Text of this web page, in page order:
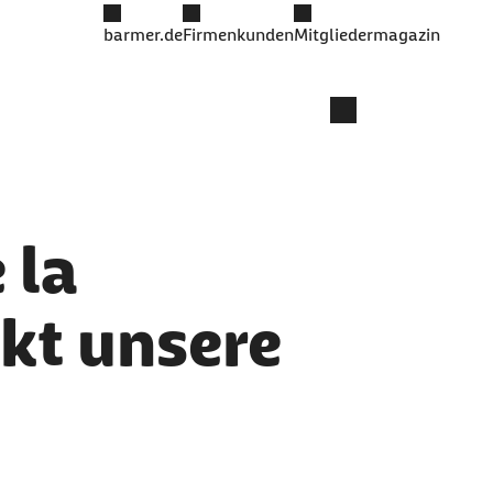
barmer.deFirmenkundenMitgliedermagazin
la
unsere